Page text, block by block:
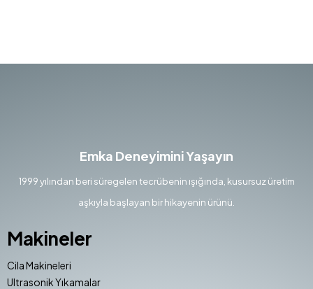
Emka Deneyimini Yaşayın
1999 yılından beri süregelen tecrübenin ışığında, kusursuz üretim
aşkıyla başlayan bir hikayenin ürünü.
Makineler
Cila Makineleri
Ultrasonik Yıkamalar